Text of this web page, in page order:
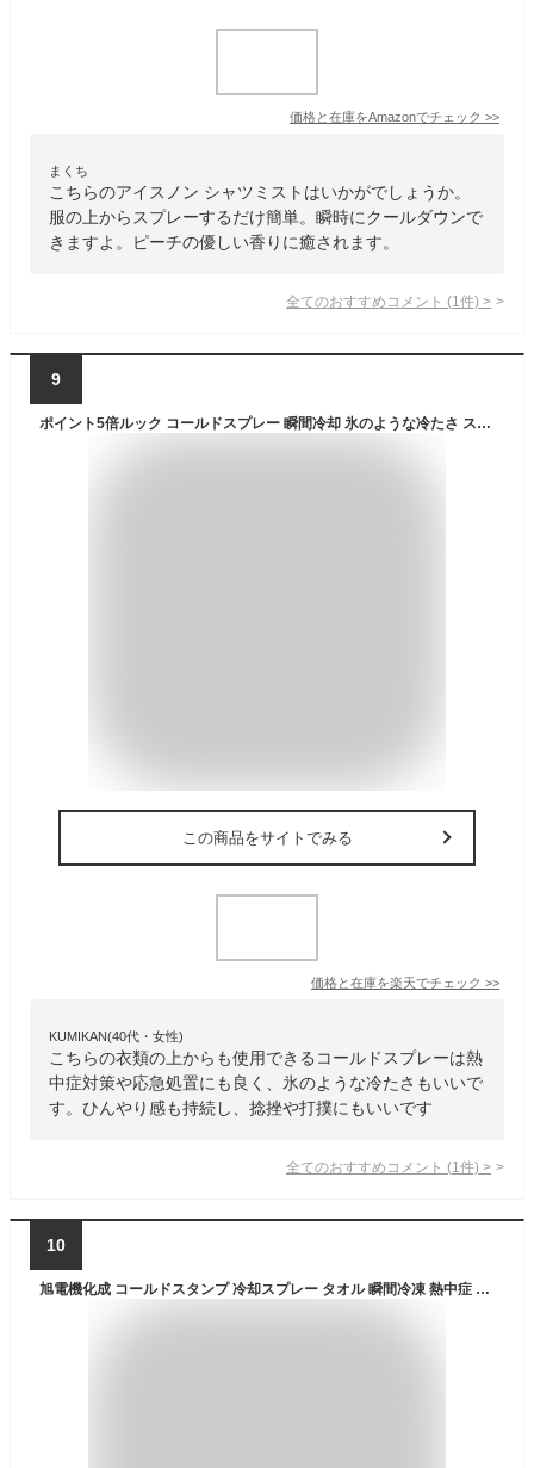
価格と在庫をAmazonでチェック >>
まくち
こちらのアイスノン シャツミストはいかがでしょうか。
服の上からスプレーするだけ簡単。瞬時にクールダウンで
きますよ。ピーチの優しい香りに癒されます。
全てのおすすめコメント (1 件) >
9
ポイント5倍ルック コールドスプレー 瞬間冷却 氷のような冷たさ スポーツ 応急処置 熱中症対策 日本製 打撲 捻挫 クールダウン 怪我 予防 スプレータイプ 冷却スプレー 衣類の上から使える
この商品をサイトでみる
価格と在庫を楽天でチェック >>
KUMIKAN(40代・女性)
こちらの衣類の上からも使用できるコールドスプレーは熱
中症対策や応急処置にも良く、氷のような冷たさもいいで
す。ひんやり感も持続し、捻挫や打撲にもいいです
全てのおすすめコメント (1 件) >
10
旭電機化成 コールドスタンプ 冷却スプレー タオル 瞬間冷凍 熱中症 暑さ対策 約200回使用 スポーツ 部活 アウトドア キャンプ スポーツ ACL-001